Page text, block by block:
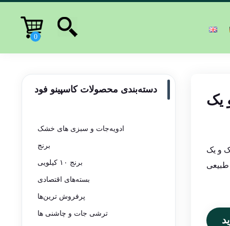
یک
و یک
دسته‌بندی محصولات کاسپینو فود
ادویه‌جات و سبزی های خشک
برنج
برنج ۱۰ کیلویی
بسته‌های اقتصادی
پرفروش ترین‌ها
ترشی جات و چاشنی ها